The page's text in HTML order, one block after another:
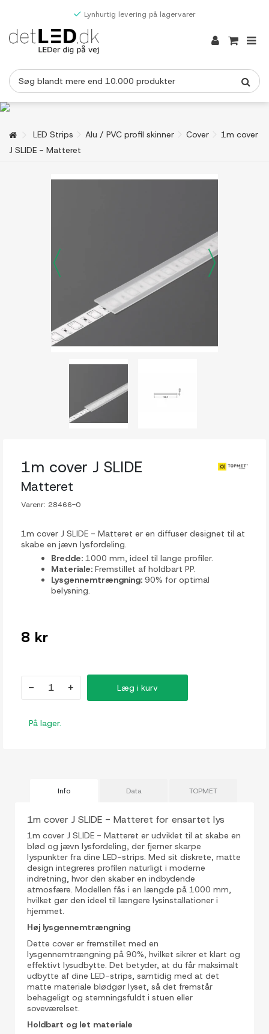
Lynhurtig levering på lagervarer
LED Strips Alu / PVC profil skinner Cover
1m cover
J SLIDE - Matteret
1m cover J SLIDE
Matteret
Varenr: 28466-0
1m cover J SLIDE - Matteret er en diffuser designet til at
skabe en jævn lysfordeling.
Bredde: 1000 mm, ideel til lange profiler.
Materiale: Fremstillet af holdbart PP.
Lysgennemtrængning: 90% for optimal
belysning.
8 kr
- + Læg i kurv
På lager.
Info Data TOPMET
1m cover J SLIDE - Matteret for ensartet lys
1m cover J SLIDE - Matteret er udviklet til at skabe en
blød og jævn lysfordeling, der fjerner skarpe
lyspunkter fra dine LED-strips. Med sit diskrete, matte
design integreres profilen naturligt i moderne
indretning, hvor den skaber en indbydende
atmosfære. Modellen fås i en længde på 1000 mm,
hvilket gør den ideel til længere lysinstallationer i
hjemmet.
Høj lysgennemtrængning
Dette cover er fremstillet med en
lysgennemtrængning på 90%, hvilket sikrer et klart og
effektivt lysudbytte. Det betyder, at du får maksimalt
udbytte af dine LED-strips, samtidig med at det
matte materiale blødgør lyset, så det fremstår
behageligt og stemningsfuldt i stuen eller
soveværelset.
Holdbart og let materiale